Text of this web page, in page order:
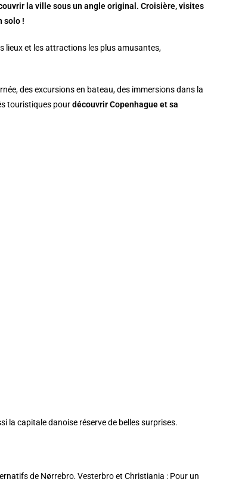
la ville sous un angle original. Croisière, visites
solo !
lieux et les attractions les plus amusantes,
des excursions en bateau, des immersions dans la
touristiques pourdécouvrir Copenhague et sa
la capitale danoise réserve de belles surprises.
de Nørrebro,VesterbroetChristiania : Pour un